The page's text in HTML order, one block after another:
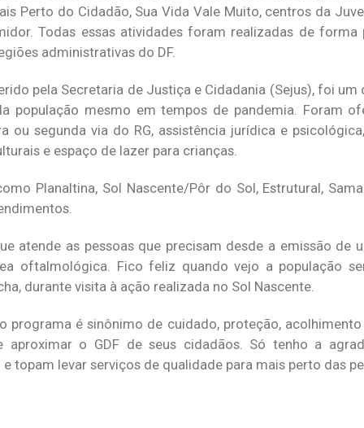
Perto do Cidadão, Sua Vida Vale Muito, centros da
Todas essas atividades foram realizadas de forma
administrativas do DF.
pela Secretaria de Justiça e Cidadania (Sejus), foi
população mesmo em tempos de pandemia. Foram
ou segunda via do RG, assistência jurídica e
e espaço de lazer para crianças.
Planaltina, Sol Nascente/Pôr do Sol, Estrutural,
atende as pessoas que precisam desde a emissão de
oftalmológica. Fico feliz quando vejo a população
durante visita à ação realizada no Sol Nascente.
programa é sinônimo de cuidado, proteção,
o GDF de seus cidadãos. Só tenho a
topam levar serviços de qualidade para mais perto das